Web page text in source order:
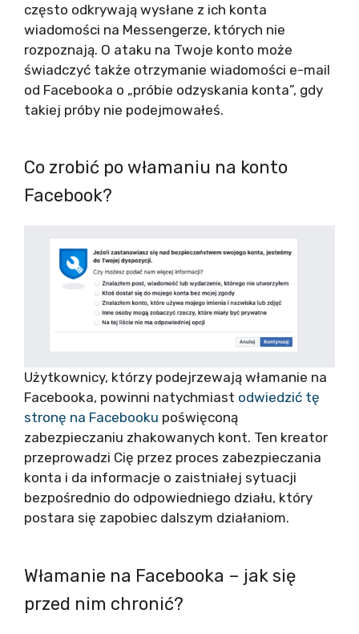
często odkrywają wysłane z ich konta
wiadomości na Messengerze, których nie
rozpoznają. O ataku na Twoje konto może
świadczyć także otrzymanie wiadomości e-mail
od Facebooka o „próbie odzyskania konta”, gdy
takiej próby nie podejmowałeś.
Co zrobić po włamaniu na konto
Facebook?
Użytkownicy, którzy podejrzewają włamanie na
Facebooka, powinni natychmiast odwiedzić tę
stronę na Facebooku poświęconą
zabezpieczaniu zhakowanych kont. Ten kreator
przeprowadzi Cię przez proces zabezpieczania
konta i da informacje o zaistniałej sytuacji
bezpośrednio do odpowiedniego działu, który
postara się zapobiec dalszym działaniom.
Włamanie na Facebooka – jak się
przed nim chronić?